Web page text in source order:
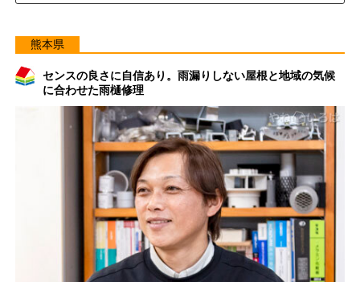
熊本県
センスの良さに自信あり。雨漏りしない屋根と地域の気候
に合わせた雨樋修理